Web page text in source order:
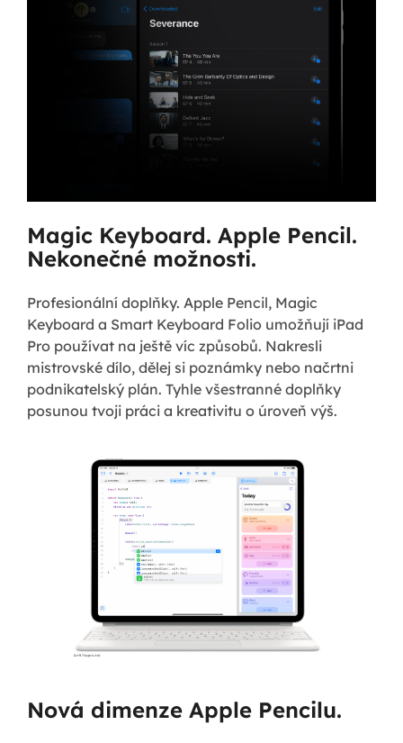
Magic Keyboard. Apple Pencil.
Nekonečné možnosti.
Profesionální doplňky. Apple Pencil, Magic
Keyboard a Smart Keyboard Folio umožňují iPad
Pro používat na ještě víc způsobů. Nakresli
mistrovské dílo, dělej si poznámky nebo načrtni
podnikatelský plán. Tyhle všestranné doplňky
posunou tvoji práci a kreativitu o úroveň výš.
Nová dimenze Apple Pencilu.